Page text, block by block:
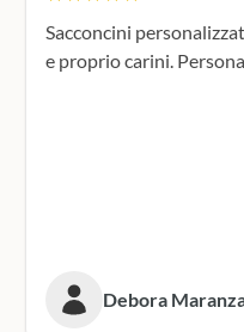
Sacconcini
e proprio carini.
Debora